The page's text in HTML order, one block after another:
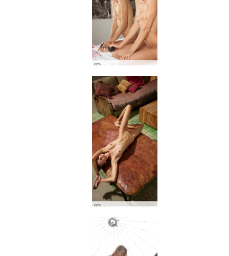
Аля се самозастреля
Аля домашни голи